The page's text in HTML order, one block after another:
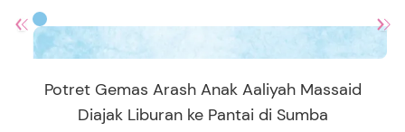
Potret Gemas Arash Anak Aaliyah Massaid
Diajak Liburan ke Pantai di Sumba